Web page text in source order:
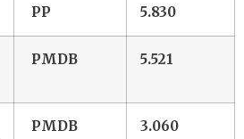
PP 5.830
PMDB 5.521
PMDB 3.060